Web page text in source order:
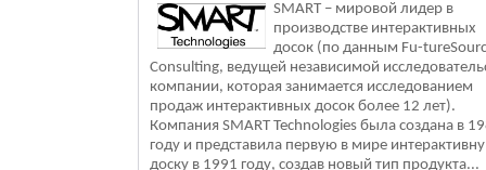
SMART – мировой лидер в
производстве интерактивных
досок (по данным Fu-
Consulting, ведущей независимой
компании, которая занимается исследованием
продаж интерактивных досок более 12 лет).
Компания SMART Technologies была создана в
году и представила первую в мире
доску в 1991 году, создав новый тип продукта...